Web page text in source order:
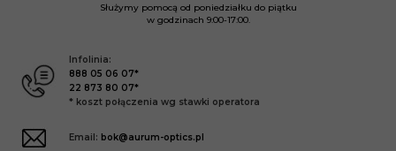
Służymy pomocą od poniedziałku do piątku
w godzinach 9:00-17:00.
Infolinia:
888 05 06 07*
22 873 80 07*
* koszt połączenia wg stawki operatora
Email: bok@aurum-optics.pl